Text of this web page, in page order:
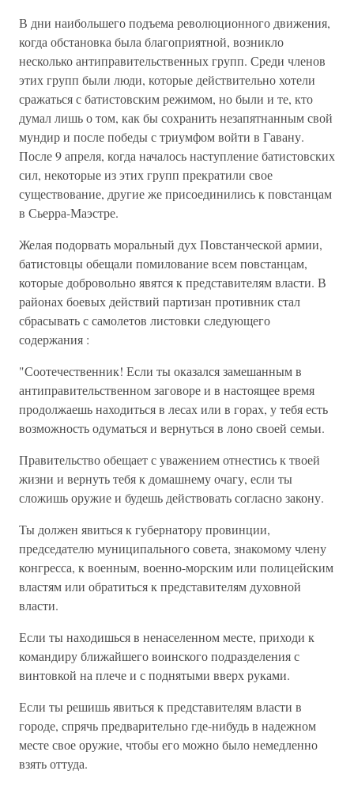
В дни наибольшего подъема революционного движения,
когда обстановка была благоприятной, возникло
несколько антиправительственных групп. Среди членов
этих групп были люди, которые действительно хотели
сражаться с батистовским режимом, но были и те, кто
думал лишь о том, как бы сохранить незапятнанным свой
мундир и после победы с триумфом войти в Гавану.
После 9 апреля, когда началось наступление батистовских
сил, некоторые из этих групп прекратили свое
существование, другие же присоединились к повстанцам
в Сьерра-Маэстре.
Желая подорвать моральный дух Повстанческой армии,
батистовцы обещали помилование всем повстанцам,
которые добровольно явятся к представителям власти. В
районах боевых действий партизан противник стал
сбрасывать с самолетов листовки следующего
содержания :
"Соотечественник! Если ты оказался замешанным в
антиправительственном заговоре и в настоящее время
продолжаешь находиться в лесах или в горах, у тебя есть
возможность одуматься и вернуться в лоно своей семьи.
Правительство обещает с уважением отнестись к твоей
жизни и вернуть тебя к домашнему очагу, если ты
сложишь оружие и будешь действовать согласно закону.
Ты должен явиться к губернатору провинции,
председателю муниципального совета, знакомому члену
конгресса, к военным, военно-морским или полицейским
властям или обратиться к представителям духовной
власти.
Если ты находишься в ненаселенном месте, приходи к
командиру ближайшего воинского подразделения с
винтовкой на плече и с поднятыми вверх руками.
Если ты решишь явиться к представителям власти в
городе, спрячь предварительно где-нибудь в надежном
месте свое оружие, чтобы его можно было немедленно
взять оттуда.